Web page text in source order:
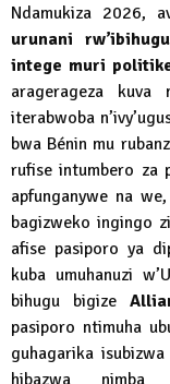
Ndamukiza 2026,
urunani
intege muri
aragerageza
iterabwoba
bwa Bénin mu
rufise intumbero za
apfunganywe na
bagizweko ingingo
afise pasiporo ya
kuba umuhanuzi
bihugu bigize
pasiporo ntimuha
guhagarika